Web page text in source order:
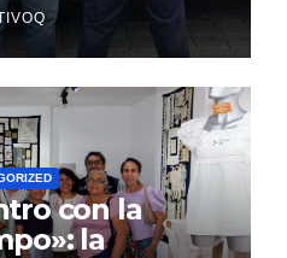
con la
la